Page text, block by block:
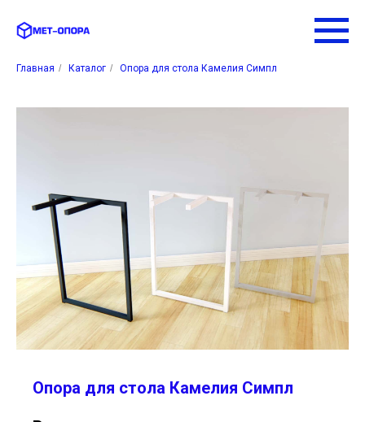
Главная / Каталог / Опора для стола Камелия Симпл
Опора для стола Камелия Симпл